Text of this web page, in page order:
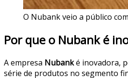
O Nubank veio a público
Por que o Nubank é
A empresa Nubanké inovadora,
série de produtos no segmento